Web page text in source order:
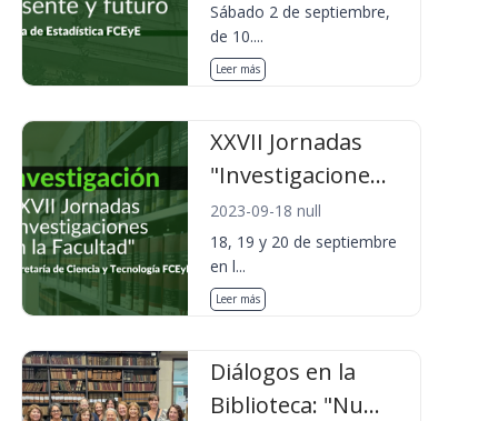
Sábado 2 de septiembre,
de 10....
Leer más
XXVII Jornadas
"Investigacione...
2023-09-18 null
18, 19 y 20 de septiembre
en l...
Leer más
Diálogos en la
Biblioteca: "Nu...